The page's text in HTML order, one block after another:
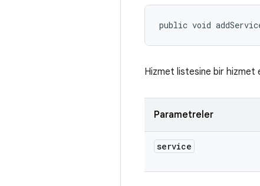
public void
Hizmet listesine bir hizmet
Parametreler
service